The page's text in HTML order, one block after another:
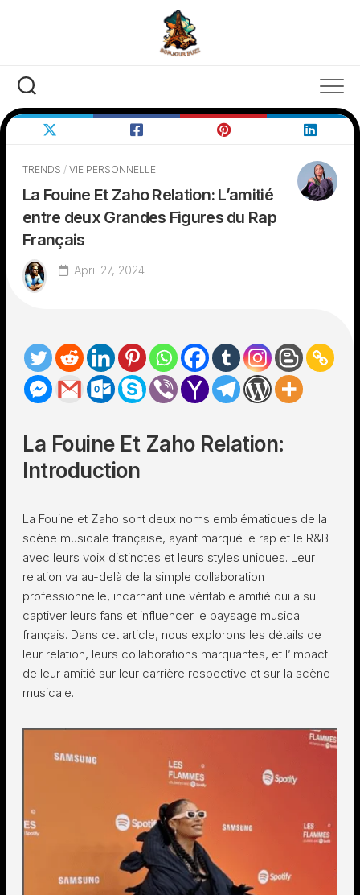
TRENDS / VIE PERSONNELLE
La Fouine Et Zaho Relation: L’amitié
entre deux Grandes Figures du Rap
Français
April 27, 2024
La Fouine Et Zaho Relation:
Introduction
La Fouine et Zaho sont deux noms emblématiques de la
scène musicale française, ayant marqué le rap et le R&B
avec leurs voix distinctes et leurs styles uniques. Leur
relation va au-delà de la simple collaboration
professionnelle, incarnant une véritable amitié qui a su
captiver leurs fans et influencer le paysage musical
français. Dans cet article, nous explorons les détails de
leur relation, leurs collaborations marquantes, et l’impact
de leur amitié sur leur carrière respective et sur la scène
musicale.